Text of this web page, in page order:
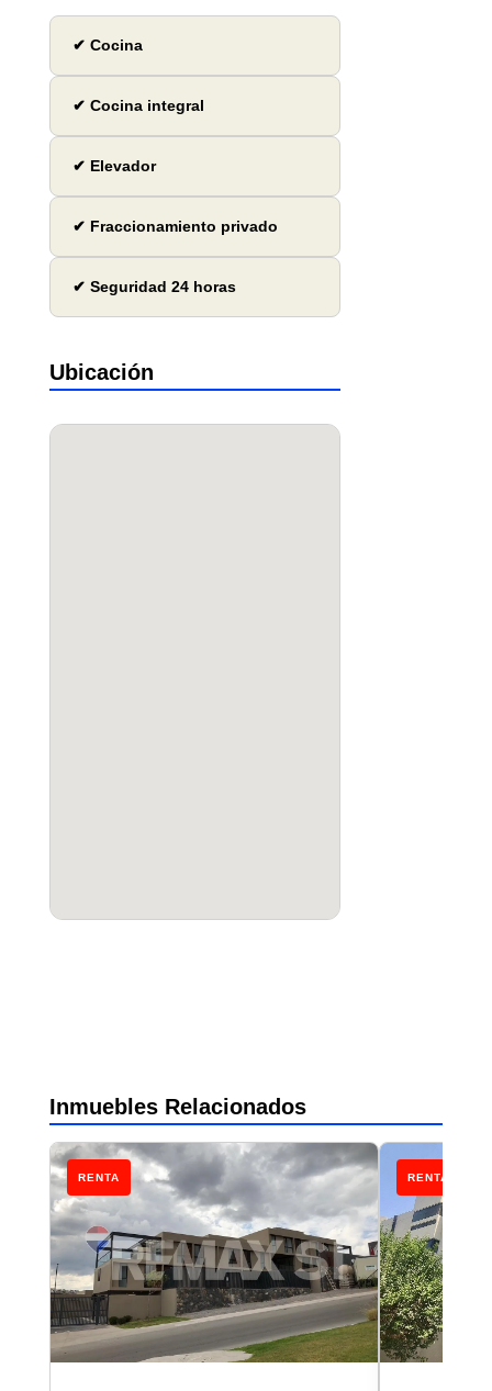
✔ Cocina
✔ Cocina integral
✔ Elevador
✔ Fraccionamiento privado
✔ Seguridad 24 horas
Ubicación
Inmuebles Relacionados
RENTA RENTA